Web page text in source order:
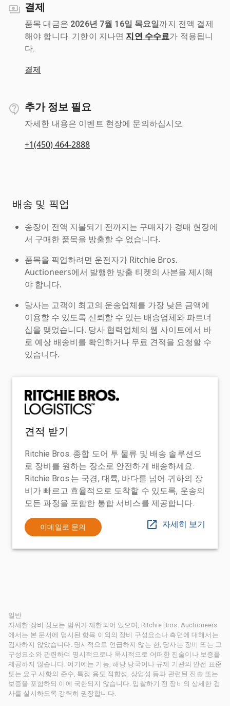
결제
품목 대금은 2026년 7월 16일 목요일까지 전액 결제
해야 합니다. 기한이 지나면 지연 수수료가 적용됩니
다.
결제
추가 정보 필요
자세한 내용은 이벤트 현장에 문의하십시오.
+1(450) 464-2888
배송 및 픽업
송장이 전액 지불되기 전까지는 구매자가 경매 현장에
서 구매한 품목을 방출할 수 없습니다.
품목을 픽업하려면 운전자가 Ritchie Bros.
Auctioneers에서 발행한 방출 티켓의 사본을 제시해
야 합니다.
당사는 고객이 최고의 운송업체를 가장 낮은 금액에
이용할 수 있도록 신뢰할 수 있는 배송업체와 파트너
십을 맺었습니다. 당사 협력업체의 웹 사이트에서 바
로 예상 배송비를 확인하거나 무료 견적을 요청할 수
있습니다.
견적 받기
Ritchie Bros. 종합 도어 투 물류 및 배송 솔루션으
로 장비를 원하는 장소로 안전하게 배송하세요.
Ritchie Bros.는 국경, 대륙, 바다를 넘어 귀하의 장
비가 빠르고 효율적으로 도착할 수 있도록, 운송의
모든 과정을 포함한 통합 서비스를 제공합니다.
이메일로 문의 자세히 보기
일반
자세한 장비 정보는 범위가 제한되어 있으며, Ritchie Bros. Auctioneers
에서는 본 문서에 명시된 항목 이외의 장비 구성요소나 측면에 대해서는
검사하지 않았습니다. 명시적으로 언급하지 않는 한, 당사는 장비 또는 그
구성요소와 관련하여 명시적으로나 묵시적으로 어떠한 진술이나 보증을
제공하지 않습니다. 여기에는 기능, 해당 당국이나 규제 기관의 안전 표준
또는 요구 사항의 준수, 특정 용도 적합성, 상업성 등과 관련된 진술 또는
보증을 포함하되 이에 국한되지 않습니다. 입찰하기 전 장비의 상세한 검
사를 실시하도록 강력히 권장합니다.